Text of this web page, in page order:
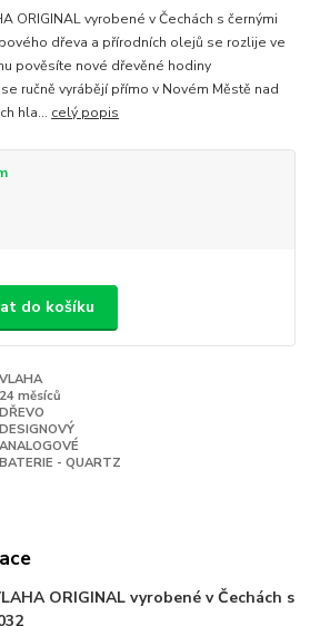
ORIGINAL vyrobené v Čechách s černými
dřeva a přírodních olejů se rozlije ve
pověsíte nové dřevěné hodiny
ručně vyrábějí přímo v Novém Městě nad
hla... celý popis
do košíku
VLAHA
24 měsíců
DŘEVO
DESIGNOVÝ
ANALOGOVÉ
BATERIE - QUARTZ
ORIGINAL vyrobené v Čechách s